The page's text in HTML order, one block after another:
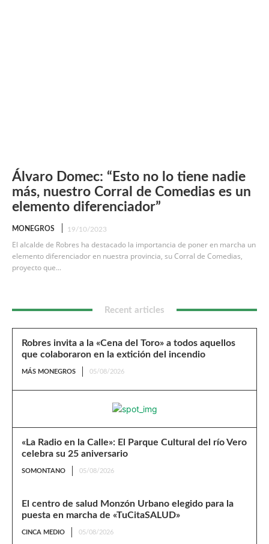
Álvaro Domec: “Esto no lo tiene nadie
más, nuestro Corral de Comedias es un
elemento diferenciador”
MONEGROS 19/10/2023
El alcalde de Robres ha destacado la importancia de poner en marcha un
elemento diferenciador en nuestra provincia, su Corral de Comedias,
proyecto que...
Recent articles
Robres invita a la «Cena del Toro» a todos aquellos
que colaboraron en la extición del incendio
MÁS MONEGROS 05/08/2026
«La Radio en la Calle»: El Parque Cultural del río Vero
celebra su 25 aniversario
SOMONTANO 05/08/2026
El centro de salud Monzón Urbano elegido para la
puesta en marcha de «TuCitaSALUD»
CINCA MEDIO 05/08/2026